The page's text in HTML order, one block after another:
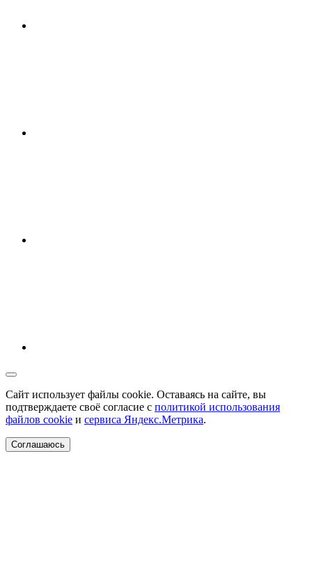
Сайт использует файлы cookie. Оставаясь на сайте, вы
подтверждаете своё согласие с политикой использования
файлов cookie и сервиса Яндекс.Метрика.
Соглашаюсь